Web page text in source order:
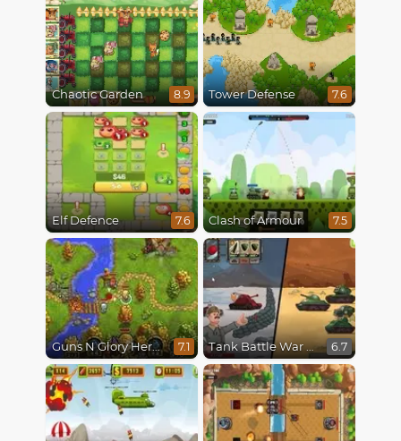
Chaotic Garden 8.9 Tower Defense 7.6
Elf Defence 7.6 Clash of Armour 7.5
Guns N Glory Heroes 7.1 Tank Battle War Commander 6.7